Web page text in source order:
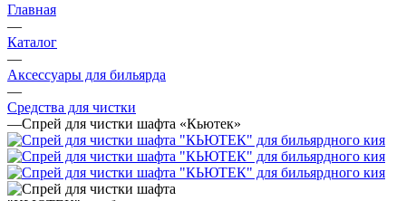
Главная
—
Каталог
—
Аксессуары для бильярда
—
Средства для чистки
—Спрей для чистки шафта «Кьютек»